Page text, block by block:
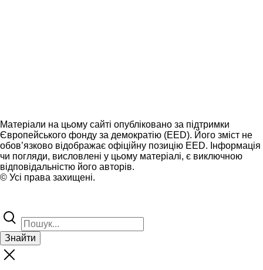
Матеріали на цьому сайті опубліковано за підтримки
Європейського фонду за демократію (EED). Його зміст не
обов’язково відображає офіційну позицію EED. Інформація
чи погляди, висловлені у цьому матеріалі, є виключною
відповідальністю його авторів.
© Усі права захищені.
Знайти